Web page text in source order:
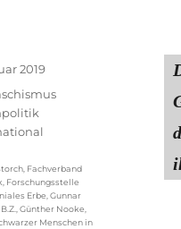
2019
Fachverband
Forschungsstelle
Erbe ,Gunnar
,Günther Nooke
Menschen in